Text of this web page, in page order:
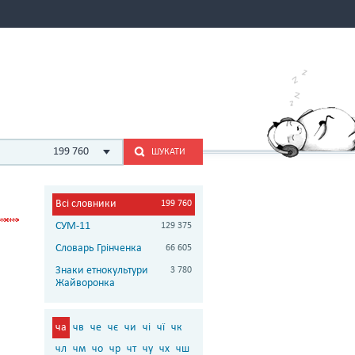
199 760 ШУКАТИ
Всі словники 199 760
СУМ-11 129 375
Словарь Грінченка 66 605
Знаки етнокультури
Жайворонка
3 780
ча чв че чє чи чі чї чк
чл чм чо чр чт чу чх чш